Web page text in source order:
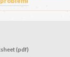
(pdf)